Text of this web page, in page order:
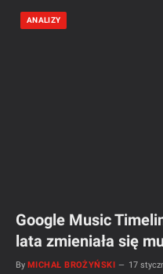
ANALIZY
Google Music
lata zmieniała się
By MICHAŁ BROŻYŃSKI 17